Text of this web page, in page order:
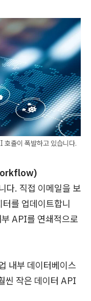
호출이 폭발하고 있습니다.
다. 직접 이메일을 보
를 업데이트합니
API를 연쇄적으로
내부 데이터베이스
씬 작은 데이터 API